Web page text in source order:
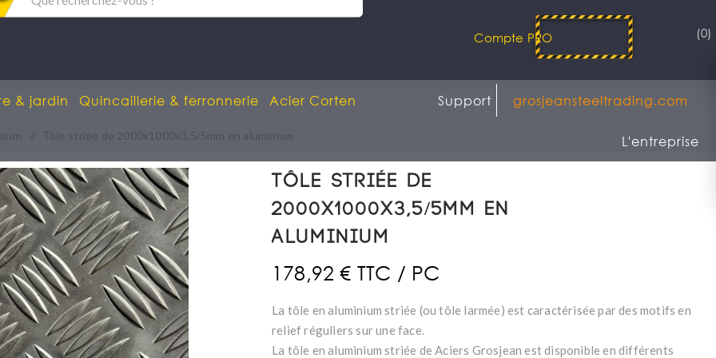
Compte PRO (0)
& jardin Quincaillerie & ferronnerie Acier Corten grosjeansteeltrading.com
Support
L'entreprise
Tôle striée de 2000x1000x3,5/5mm en aluminium
Tôle striée de
2000x1000x3,5/5mm en
aluminium
178,92 € TTC / PC
La tôle en aluminium striée (ou tôle larmée) est caractérisée par des motifs en
relief réguliers sur une face.
La tôle en aluminium striée de Aciers Grosjean est disponible en différents